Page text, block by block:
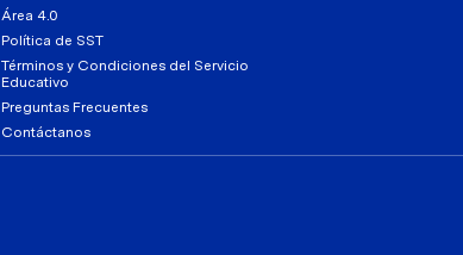
Área 4.0
Política de SST
Términos y Condiciones del Servicio
Educativo
Preguntas Frecuentes
Contáctanos